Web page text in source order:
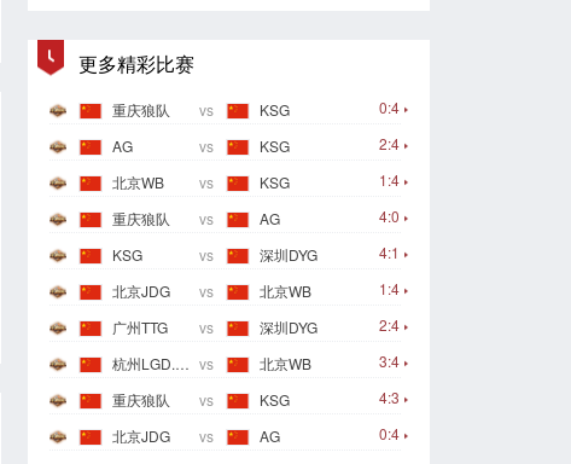
更多精彩比赛
0:4
重庆狼队 vs
KSG
2:4
AG vs
KSG
1:4
北京WB vs
KSG
4:0
重庆狼队 vs
AG
4:1
KSG vs
深圳DYG
1:4
北京JDG vs
北京WB
2:4
广州TTG vs
深圳DYG
3:4
杭州LGD.NBW vs
北京WB
4:3
重庆狼队 vs
KSG
0:4
北京JDG vs AG